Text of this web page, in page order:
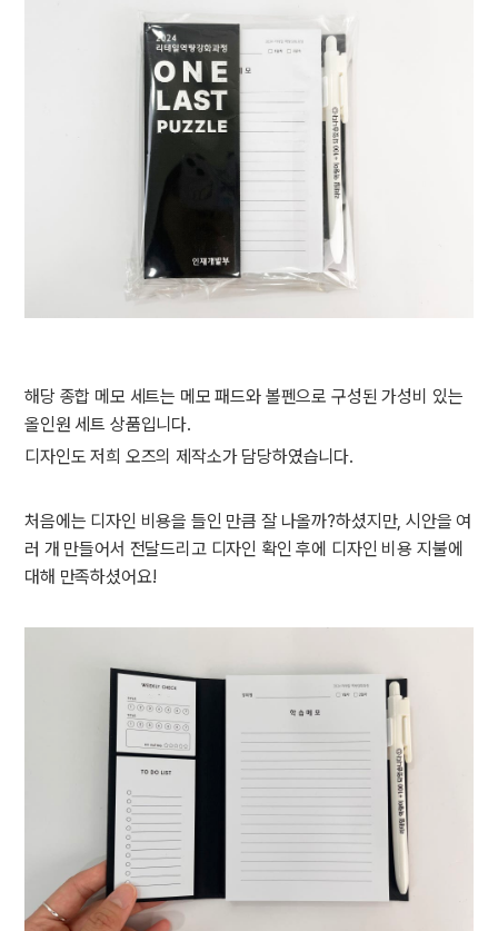
해당 종합 메모 세트는 메모 패드와 볼펜으로 구성된 가성비 있는
올인원 세트 상품입니다.
디자인도 저희 오즈의 제작소가 담당하였습니다.
처음에는 디자인 비용을 들인 만큼 잘 나올까?하셨지만, 시안을 여
러 개 만들어서 전달드리고 디자인 확인 후에 디자인 비용 지불에
대해 만족하셨어요!